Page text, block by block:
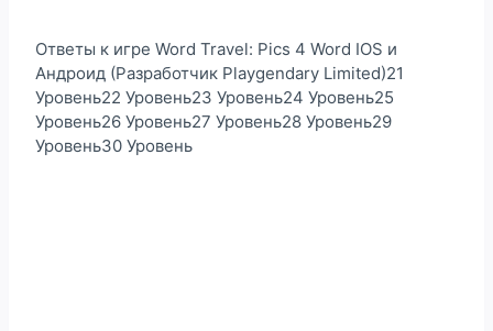
Ответы к игре Word Travel: Pics 4 Word IOS и
Андроид (Разработчик Playgendary Limited)21
Уровень22 Уровень23 Уровень24 Уровень25
Уровень26 Уровень27 Уровень28 Уровень29
Уровень30 Уровень